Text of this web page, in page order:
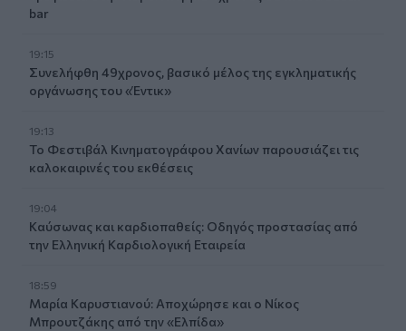
bar
19:15
Συνελήφθη 49χρονος, βασικό μέλος της εγκληματικής
οργάνωσης του «Έντικ»
19:13
Το Φεστιβάλ Κινηματογράφου Χανίων παρουσιάζει τις
καλοκαιρινές του εκθέσεις
19:04
Καύσωνας και καρδιοπαθείς: Οδηγός προστασίας από
την Ελληνική Καρδιολογική Εταιρεία
18:59
Μαρία Καρυστιανού: Αποχώρησε και ο Νίκος
Μπρουτζάκης από την «Ελπίδα»